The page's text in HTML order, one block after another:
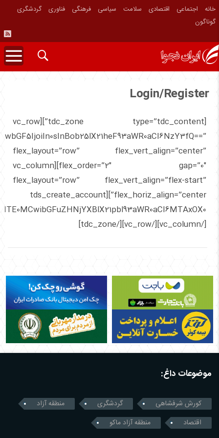
خانه اجتماعی اقتصادی سلامت سیاسی فرهنگی فناوری
گردشگری
گوناگون
Login/Register
[tdc_zone type=”tdc_content”][vc_row
flex_layout=”row” flex_vert_align=”center”
flex_order=”2″ gap=”0″][vc_column
flex_layout=”row” flex_vert_align=”flex-start”
flex_horiz_align=”center”][tds_create_account
[/vc_column][/vc_row][/tdc_zone]
موضوعات داغ:
کورش شرفشاهی گردشگری
منطقه آزاد
اقتصاد
منطقه آزاد ماکو